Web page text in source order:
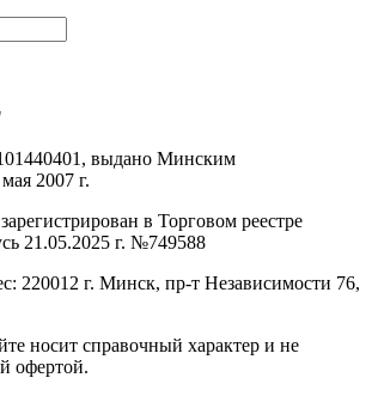
выдано Минским
2007 г.
в Торговом реестре
21.05.2025 г. №749588
220012 г. Минск, пр-т Независимости 76,
носит справочный характер и не
офертой.